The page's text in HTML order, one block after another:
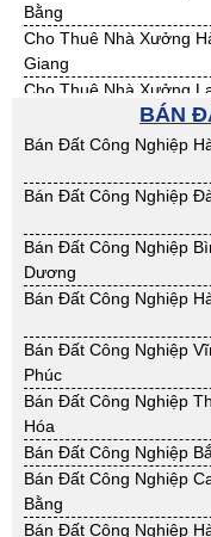
Bằng
Cho Thuê Nhà Xưởng
Giang
Cho Thuê Nhà Xưởng
Cho Thuê Nhà Xưởng
Cho Thuê Nhà Xưởng
Cho Thuê Nhà Xưởng
Nguyên
Cho Thuê Nhà Xưởng
Cho Thuê Nhà Xưởng
Hoà
Cho Thuê Nhà Xưởng
Định
Cho Thuê Nhà Xưởng
Nông
Cho Thuê Nhà Xưởng
Cho Thuê Nhà Xưởng
BÁN
Bán Đất Công Nghiệp
Bán Đất Công Nghiệp
Bán Đất Công Nghiệp
Dương
Bán Đất Công Nghiệp
Bán Đất Công Nghiệp
Phúc
Bán Đất Công Nghiệp
Hóa
Bán Đất Công Nghiệp
Bán Đất Công Nghiệp
Bằng
Bán Đất Công Nghiệp